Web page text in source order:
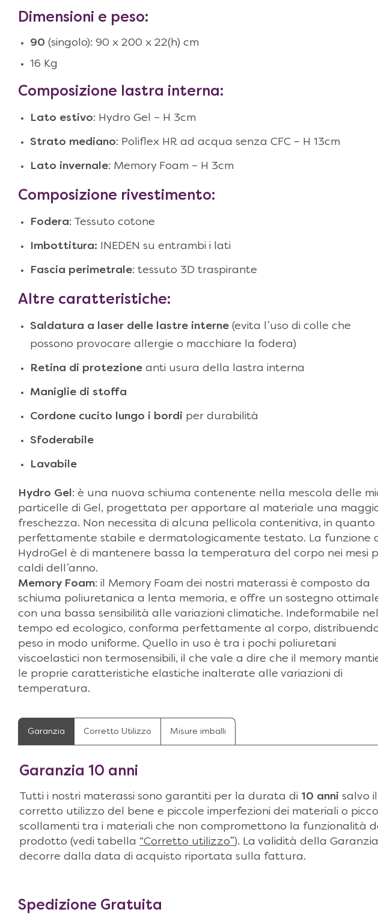
Dimensioni e peso:
90 (singolo): 90 x 200 x 22(h) cm
16 Kg
Composizione lastra interna:
Lato estivo: Hydro Gel – H 3cm
Strato mediano: Poliflex HR ad acqua senza CFC – H 13cm
Lato invernale: Memory Foam – H 3cm
Composizione rivestimento:
Fodera: Tessuto cotone
Imbottitura: INEDEN su entrambi i lati
Fascia perimetrale: tessuto 3D traspirante
Altre caratteristiche:
Saldatura a laser delle lastre interne (evita l’uso di colle che
possono provocare allergie o macchiare la fodera)
Retina di protezione anti usura della lastra interna
Maniglie di stoffa
Cordone cucito lungo i bordi per durabilità
Sfoderabile
Lavabile
Hydro Gel: è una nuova schiuma contenente nella mescola delle
particelle di Gel, progettata per apportare al materiale una
freschezza. Non necessita di alcuna pellicola contenitiva, in quanto
perfettamente stabile e dermatologicamente testato. La funzione
HydroGel è di mantenere bassa la temperatura del corpo nei mesi
caldi dell’anno.
Memory Foam: il Memory Foam dei nostri materassi è composto da
schiuma poliuretanica a lenta memoria, e offre un sostegno
con una bassa sensibilità alle variazioni climatiche. Indeformabile nel
tempo ed ecologico, conforma perfettamente al corpo,
peso in modo uniforme. Quello in uso è tra i pochi poliuretani
viscoelastici non termosensibili, il che vale a dire che il memory
le proprie caratteristiche elastiche inalterate alle variazioni di
temperatura.
Garanzia Corretto Utilizzo Misure imballi
Garanzia 10 anni
Tutti i nostri materassi sono garantiti per la durata di 10 anni salvo il
corretto utilizzo del bene e piccole imperfezioni dei materiali o
scollamenti tra i materiali che non compromettono la funzionalità
prodotto (vedi tabella “Corretto utilizzo”). La validità della Garanzia
decorre dalla data di acquisto riportata sulla fattura.
Spedizione Gratuita